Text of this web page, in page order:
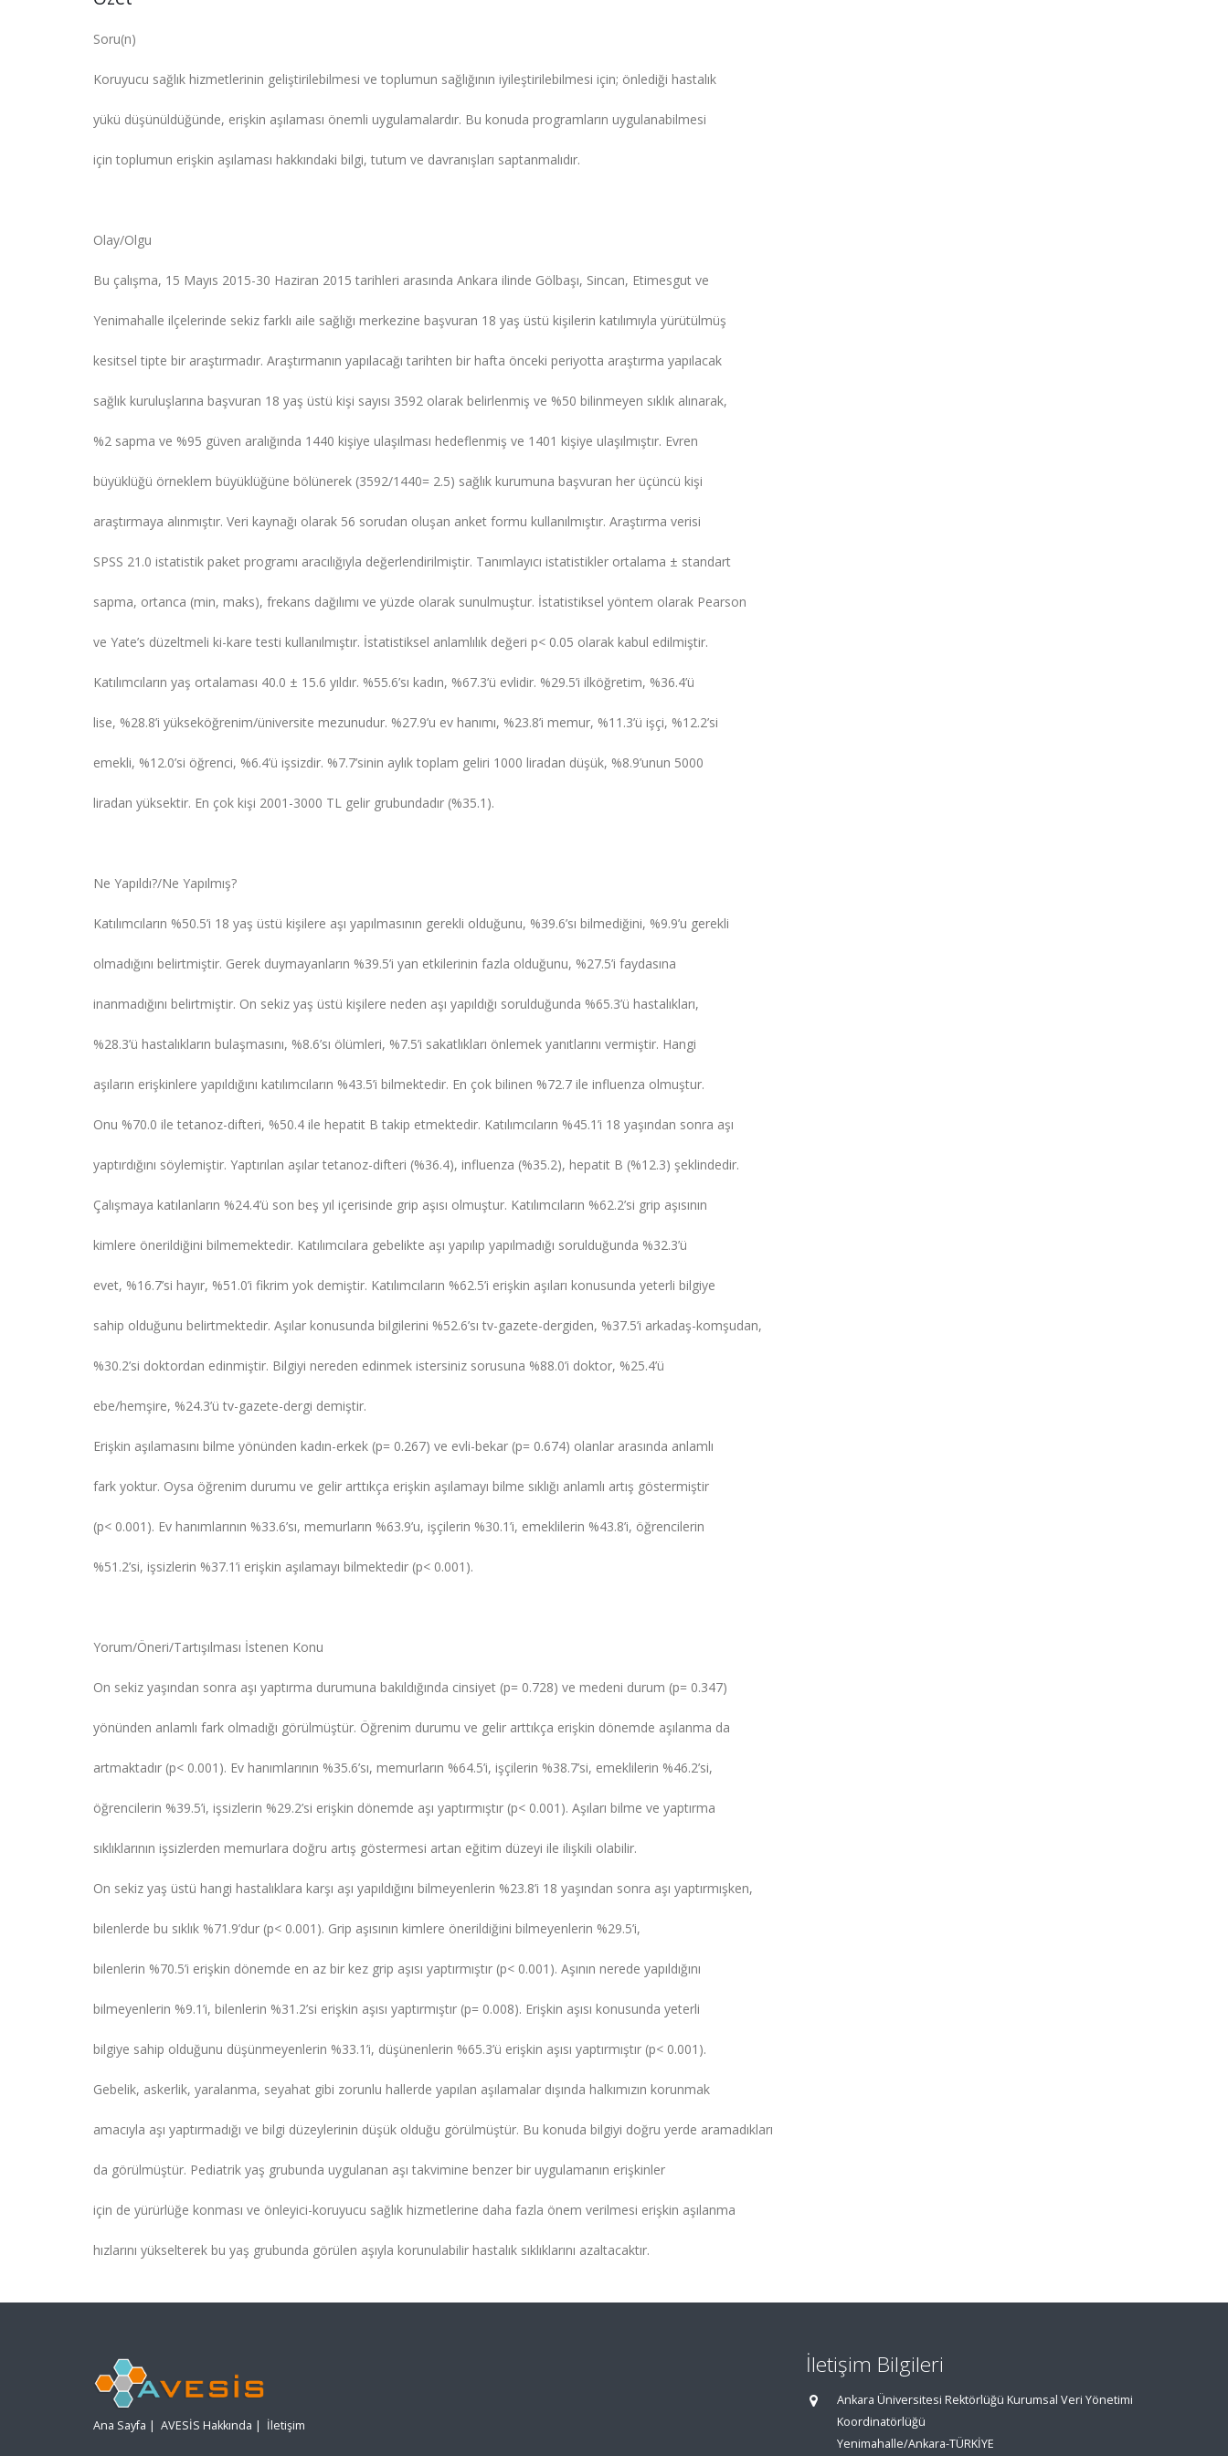
Soru(n)
Koruyucu sağlık hizmetlerinin geliştirilebilmesi ve toplumun sağlığının iyileştirilebilmesi için; önlediği hastalık
yükü düşünüldüğünde, erişkin aşılaması önemli uygulamalardır. Bu konuda programların uygulanabilmesi
için toplumun erişkin aşılaması hakkındaki bilgi, tutum ve davranışları saptanmalıdır.
Olay/Olgu
Bu çalışma, 15 Mayıs 2015-30 Haziran 2015 tarihleri arasında Ankara ilinde Gölbaşı, Sincan, Etimesgut ve
Yenimahalle ilçelerinde sekiz farklı aile sağlığı merkezine başvuran 18 yaş üstü kişilerin katılımıyla yürütülmüş
kesitsel tipte bir araştırmadır. Araştırmanın yapılacağı tarihten bir hafta önceki periyotta araştırma yapılacak
sağlık kuruluşlarına başvuran 18 yaş üstü kişi sayısı 3592 olarak belirlenmiş ve %50 bilinmeyen sıklık alınarak,
%2 sapma ve %95 güven aralığında 1440 kişiye ulaşılması hedeflenmiş ve 1401 kişiye ulaşılmıştır. Evren
büyüklüğü örneklem büyüklüğüne bölünerek (3592/1440= 2.5) sağlık kurumuna başvuran her üçüncü kişi
araştırmaya alınmıştır. Veri kaynağı olarak 56 sorudan oluşan anket formu kullanılmıştır. Araştırma verisi
SPSS 21.0 istatistik paket programı aracılığıyla değerlendirilmiştir. Tanımlayıcı istatistikler ortalama ± standart
sapma, ortanca (min, maks), frekans dağılımı ve yüzde olarak sunulmuştur. İstatistiksel yöntem olarak Pearson
ve Yate’s düzeltmeli ki-kare testi kullanılmıştır. İstatistiksel anlamlılık değeri p< 0.05 olarak kabul edilmiştir.
Katılımcıların yaş ortalaması 40.0 ± 15.6 yıldır. %55.6’sı kadın, %67.3’ü evlidir. %29.5’i ilköğretim, %36.4’ü
lise, %28.8’i yükseköğrenim/üniversite mezunudur. %27.9’u ev hanımı, %23.8’i memur, %11.3’ü işçi, %12.2’si
emekli, %12.0’si öğrenci, %6.4’ü işsizdir. %7.7’sinin aylık toplam geliri 1000 liradan düşük, %8.9’unun 5000
liradan yüksektir. En çok kişi 2001-3000 TL gelir grubundadır (%35.1).
Ne Yapıldı?/Ne Yapılmış?
Katılımcıların %50.5’i 18 yaş üstü kişilere aşı yapılmasının gerekli olduğunu, %39.6’sı bilmediğini, %9.9’u gerekli
olmadığını belirtmiştir. Gerek duymayanların %39.5’i yan etkilerinin fazla olduğunu, %27.5’i faydasına
inanmadığını belirtmiştir. On sekiz yaş üstü kişilere neden aşı yapıldığı sorulduğunda %65.3’ü hastalıkları,
%28.3’ü hastalıkların bulaşmasını, %8.6’sı ölümleri, %7.5’i sakatlıkları önlemek yanıtlarını vermiştir. Hangi
aşıların erişkinlere yapıldığını katılımcıların %43.5’i bilmektedir. En çok bilinen %72.7 ile influenza olmuştur.
Onu %70.0 ile tetanoz-difteri, %50.4 ile hepatit B takip etmektedir. Katılımcıların %45.1’i 18 yaşından sonra aşı
yaptırdığını söylemiştir. Yaptırılan aşılar tetanoz-difteri (%36.4), influenza (%35.2), hepatit B (%12.3) şeklindedir.
Çalışmaya katılanların %24.4’ü son beş yıl içerisinde grip aşısı olmuştur. Katılımcıların %62.2’si grip aşısının
kimlere önerildiğini bilmemektedir. Katılımcılara gebelikte aşı yapılıp yapılmadığı sorulduğunda %32.3’ü
evet, %16.7’si hayır, %51.0’i fikrim yok demiştir. Katılımcıların %62.5’i erişkin aşıları konusunda yeterli bilgiye
sahip olduğunu belirtmektedir. Aşılar konusunda bilgilerini %52.6’sı tv-gazete-dergiden, %37.5’i arkadaş-komşudan,
%30.2’si doktordan edinmiştir. Bilgiyi nereden edinmek istersiniz sorusuna %88.0’i doktor, %25.4’ü
ebe/hemşire, %24.3’ü tv-gazete-dergi demiştir.
Erişkin aşılamasını bilme yönünden kadın-erkek (p= 0.267) ve evli-bekar (p= 0.674) olanlar arasında anlamlı
fark yoktur. Oysa öğrenim durumu ve gelir arttıkça erişkin aşılamayı bilme sıklığı anlamlı artış göstermiştir
(p< 0.001). Ev hanımlarının %33.6’sı, memurların %63.9’u, işçilerin %30.1’i, emeklilerin %43.8’i, öğrencilerin
%51.2’si, işsizlerin %37.1’i erişkin aşılamayı bilmektedir (p< 0.001).
Yorum/Öneri/Tartışılması İstenen Konu
On sekiz yaşından sonra aşı yaptırma durumuna bakıldığında cinsiyet (p= 0.728) ve medeni durum (p= 0.347)
yönünden anlamlı fark olmadığı görülmüştür. Öğrenim durumu ve gelir arttıkça erişkin dönemde aşılanma da
artmaktadır (p< 0.001). Ev hanımlarının %35.6’sı, memurların %64.5’i, işçilerin %38.7’si, emeklilerin %46.2’si,
öğrencilerin %39.5’i, işsizlerin %29.2’si erişkin dönemde aşı yaptırmıştır (p< 0.001). Aşıları bilme ve yaptırma
sıklıklarının işsizlerden memurlara doğru artış göstermesi artan eğitim düzeyi ile ilişkili olabilir.
On sekiz yaş üstü hangi hastalıklara karşı aşı yapıldığını bilmeyenlerin %23.8’i 18 yaşından sonra aşı yaptırmışken,
bilenlerde bu sıklık %71.9’dur (p< 0.001). Grip aşısının kimlere önerildiğini bilmeyenlerin %29.5’i,
bilenlerin %70.5’i erişkin dönemde en az bir kez grip aşısı yaptırmıştır (p< 0.001). Aşının nerede yapıldığını
bilmeyenlerin %9.1’i, bilenlerin %31.2’si erişkin aşısı yaptırmıştır (p= 0.008). Erişkin aşısı konusunda yeterli
bilgiye sahip olduğunu düşünmeyenlerin %33.1’i, düşünenlerin %65.3’ü erişkin aşısı yaptırmıştır (p< 0.001).
Gebelik, askerlik, yaralanma, seyahat gibi zorunlu hallerde yapılan aşılamalar dışında halkımızın korunmak
amacıyla aşı yaptırmadığı ve bilgi düzeylerinin düşük olduğu görülmüştür. Bu konuda bilgiyi doğru yerde aramadıkları
da görülmüştür. Pediatrik yaş grubunda uygulanan aşı takvimine benzer bir uygulamanın erişkinler
için de yürürlüğe konması ve önleyici-koruyucu sağlık hizmetlerine daha fazla önem verilmesi erişkin aşılanma
hızlarını yükselterek bu yaş grubunda görülen aşıyla korunulabilir hastalık sıklıklarını azaltacaktır.
Ana Sayfa | AVESİS Hakkında | İletişim
İletişim Bilgileri
Ankara Üniversitesi Rektörlüğü Kurumsal Veri Yönetimi
Koordinatörlüğü
Yenimahalle/Ankara-TÜRKİYE